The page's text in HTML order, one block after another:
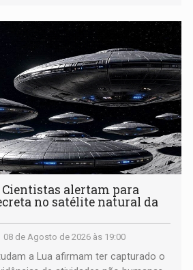
Cientistas alertam para
no satélite natural da
08 de Agosto de 2026 às 19:00
a Lua afirmam ter capturado o